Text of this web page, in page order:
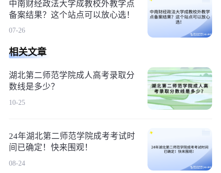
中南财经政法大学成教校外教学点
备案结果？这个站点可以放心选！
07-26
相关文章
湖北第二师范学院成人高考录取分
数线是多少？
10-25
24年湖北第二师范学院成考考试时
间已确定！快来围观！
08-24